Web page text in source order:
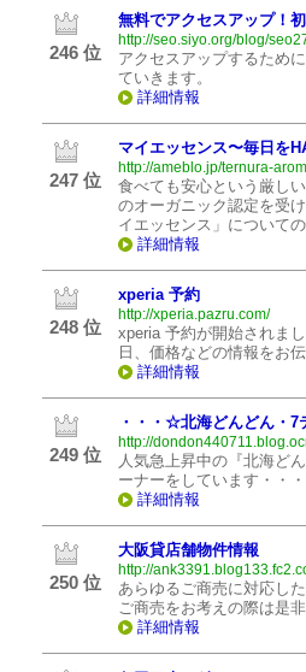
246 位
無料でアクセスアップ！
http://seo.siyo.org/blog/
アクセスアップするため
ていきます。
詳細情報
247 位
マイエッセンス〜毎日を
http://ameblo.jp/ternura-
食べても安心という厳し
のオーガニック認定を受
イエッセンス」について
詳細情報
248 位
xperia 予約
http://xperia.pazru.com/
xperia 予約が開始されま
日、価格などの情報をお伝
詳細情報
249 位
・・・☆北海どんどん・
http://
人気急上昇中の『北海ど
ーナーをしています・・
詳細情報
250 位
大阪貸店舗物件情報
http://
あらゆるご商売に対応し
ご商売をお考えの際は是
詳細情報